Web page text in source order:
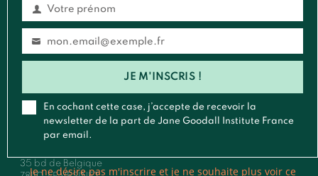
Contact
Général:contact@janegoodall.fr
presse@janegoodall.fr
Pour toute correspondance postale,vous pouvez nous écrire à
35 bd de Belgique
PrénomVotre prénom
Emailmon.email@exemple.fr
JE M'INSCRIS !
En cochant cette case, j’accepte de recevoir la
newsletter de la part de Jane Goodall Institute France
par email.
Je ne désire pas m'inscrire et je ne souhaite plus voir ce